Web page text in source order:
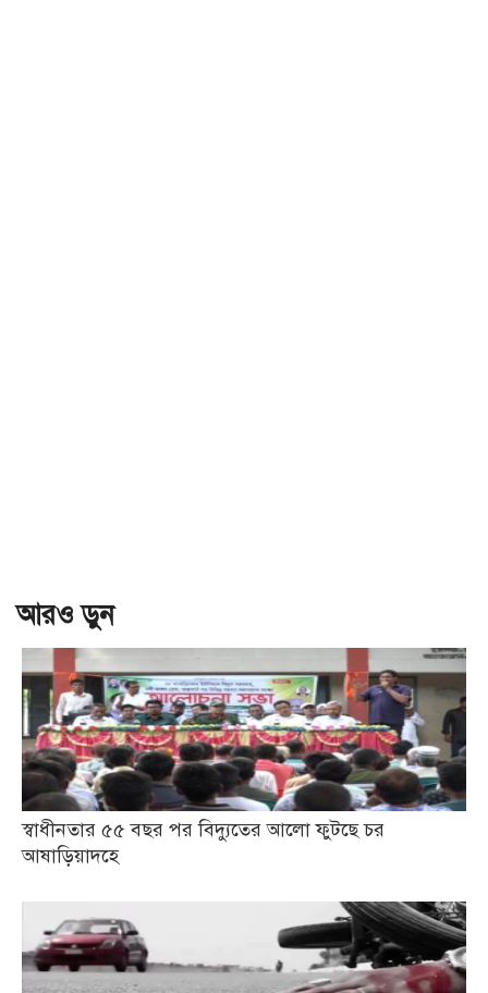
আরও ড়ুন
স্বাধীনতার ৫৫ বছর পর বিদ্যুতের আলো ফুটছে চর
আষাড়িয়াদহে